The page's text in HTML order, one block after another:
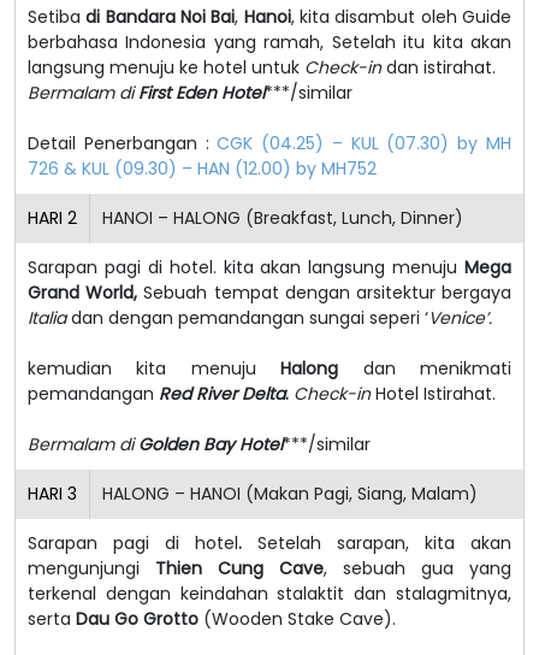
Setibadi Bandara Noi Bai, Hanoi, kita disambut oleh Guide
berbahasa Indonesia yang ramah, Setelah itu kita akan
langsung menuju ke hotel untuk Check-indan istirahat.
Bermalam diFirst Eden Hotel***/similar
Detail Penerbangan :CGK (04.25) – KUL (07.30) by MH
726 & KUL (09.30) – HAN (12.00) by MH752
HARI 2 HANOI – HALONG (Breakfast, Lunch, Dinner)
Sarapan pagi di hotel. kita akan langsung menuju Mega
Grand World,Sebuah tempat dengan arsitektur bergaya
Italiadan dengan pemandangan sungai seperi ‘Venice’.
kemudian kita menujuHalong dan menikmati
pemandangan Red River Delta. Check-inHotel Istirahat.
Bermalam diGolden Bay Hotel***/similar
HARI 3 HALONG – HANOI (Makan Pagi, Siang, Malam)
Sarapan pagi di hotel. Setelah sarapan, kita akan
mengunjungi Thien Cung Cave, sebuah gua yang
terkenal dengan keindahan stalaktit dan stalagmitnya,
serta Dau Go Grotto (Wooden Stake Cave).